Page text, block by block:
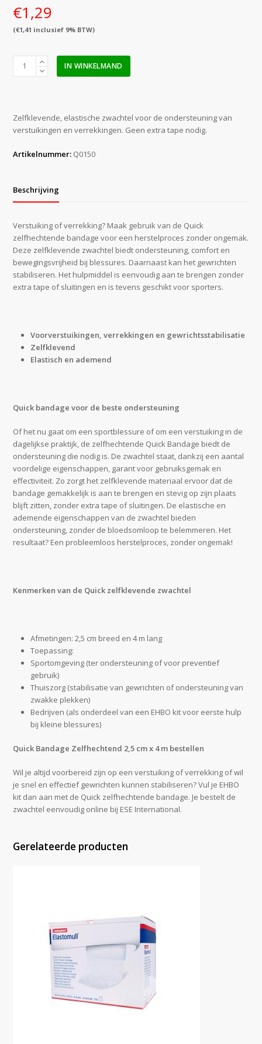
€1,29
(€1,41 inclusief 9% BTW)
Quick
Bandage
x
4
aantal
IN WINKELMAND
Zelfklevende, elastische zwachtel voor de ondersteuning van
verstuikingen en verrekkingen. Geen extra tape nodig.
Artikelnummer: Q0150
Beschrijving
Verstuiking of verrekking? Maak gebruik van de Quick
zelfhechtende bandage voor een herstelproces zonder ongemak.
Deze zelfklevende zwachtel biedt ondersteuning, comfort en
bewegingsvrijheid bij blessures. Daarnaast kan het gewrichten
stabiliseren. Het hulpmiddel is eenvoudig aan te brengen zonder
extra tape of sluitingen en is tevens geschikt voor sporters.
Voorverstuikingen, verrekkingen en gewrichtsstabilisatie
Zelfklevend
Elastisch en ademend
Quick bandage voor de beste ondersteuning
Of het nu gaat om een sportblessure of om een verstuiking in de
dagelijkse praktijk, de zelfhechtende Quick Bandage biedt de
ondersteuning die nodig is. De zwachtel staat, dankzij een aantal
voordelige eigenschappen, garant voor gebruiksgemak en
effectiviteit. Zo zorgt het zelfklevende materiaal ervoor dat de
bandage gemakkelijk is aan te brengen en stevig op zijn plaats
blijft zitten, zonder extra tape of sluitingen. De elastische en
ademende eigenschappen van de zwachtel bieden
ondersteuning, zonder de bloedsomloop te belemmeren. Het
resultaat? Een probleemloos herstelproces, zonder ongemak!
Kenmerken van de Quick zelfklevende zwachtel
Afmetingen: 2,5 cm breed en 4 m lang
Toepassing:
Sportomgeving (ter ondersteuning of voor preventief
gebruik)
Thuiszorg (stabilisatie van gewrichten of ondersteuning van
zwakke plekken)
Bedrijven (als onderdeel van een EHBO kit voor eerste hulp
bij kleine blessures)
Quick Bandage Zelfhechtend 2,5 cm x 4 m bestellen
Wil je altijd voorbereid zijn op een verstuiking of verrekking of wil
je snel en effectief gewrichten kunnen stabiliseren? Vul je EHBO
kit dan aan met de Quick zelfhechtende bandage. Je bestelt de
zwachtel eenvoudig online bij ESE International.
Gerelateerde producten